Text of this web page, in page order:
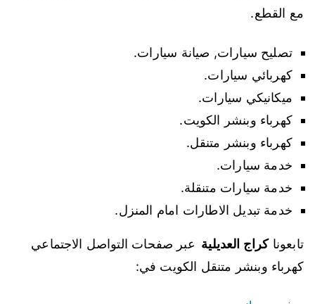
مع القطع.
تصليح سيارات, صيانة سيارات.
كهربائي سيارات.
ميكانيكي سيارات.
كهرباء وبنشر الكويت.
كهرباء وبنشر متنقل.
خدمة سيارات.
خدمة سيارات متنقلة.
خدمة تبديل الاطارات امام المنزل.
تابعوناكراج العديلية عبر صفحات التواصل الاجتماعي
كهرباء وبنشر متنقل الكويت في: